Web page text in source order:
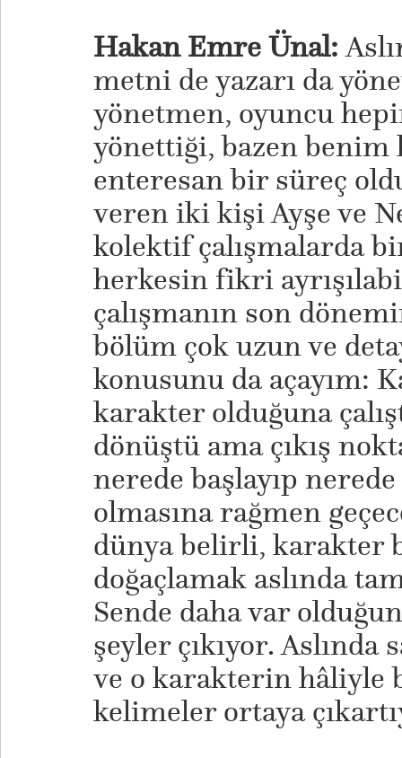
Hakan Emre Ünal:
metni de yazarı da
yönetmen, oyuncu
yönettiği, bazen
enteresan bir süreç
veren iki kişi Ayşe ve
kolektif çalışmalarda
herkesin fikri
çalışmanın son
bölüm çok uzun ve
konusunu da açayım:
karakter olduğuna
dönüştü ama çıkış
nerede başlayıp
olmasına rağmen
dünya belirli, karakter
doğaçlamak aslında
Sende daha var
şeyler çıkıyor.
ve o karakterin hâliyle
kelimeler ortaya